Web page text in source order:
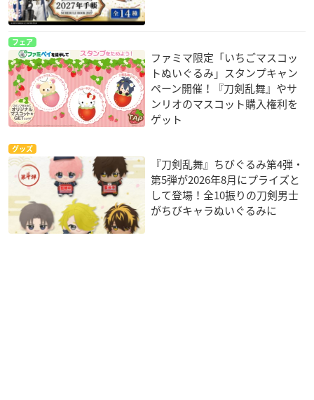
フェア
ファミマ限定「いちごマスコッ
トぬいぐるみ」スタンプキャン
ペーン開催！『刀剣乱舞』やサ
ンリオのマスコット購入権利を
ゲット
グッズ
『刀剣乱舞』ちびぐるみ第4弾・
第5弾が2026年8月にプライズと
して登場！全10振りの刀剣男士
がちびキャラぬいぐるみに